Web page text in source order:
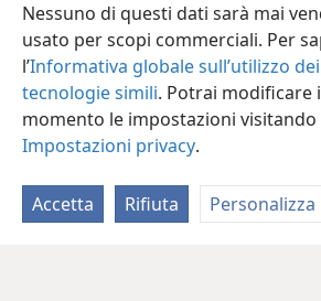
Nessuno di questi dati sarà mai
usato per scopi commerciali. Per
l’Informativa globale sull’utilizzo
tecnologie simili. Potrai modificare
momento le impostazioni visitando
Impostazioni privacy.
Accetta Rifiuta Personalizza